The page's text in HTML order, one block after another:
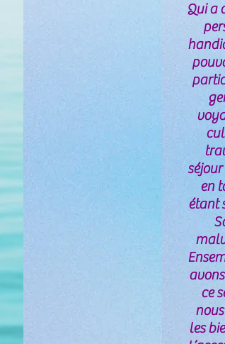
Qui a
séjour
en
étant
ce
les